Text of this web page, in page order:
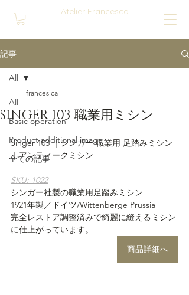
Atelier Francesca
記事
All
Basic operation
Product additional image
全ての記事
All
SINGER 103 職業用ミシン
francesica
Singer 103 ｜シンガー 職業用 足踏みミシン
｜アンティークミシン
SKU: 1022
シンガー社製の職業用足踏みミシン
1921年製／ドイツ/Wittenberge Prussia
完全レストア調整済みで綺麗に縫えるミシン
に仕上がっています。
商品詳細へ